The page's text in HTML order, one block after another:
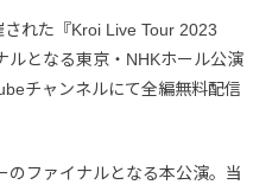
れた『Kroi Live Tour 2023
ルとなる東京・NHKホール公演
チャンネルにて全編無料配信
ファイナルとなる本公演。当